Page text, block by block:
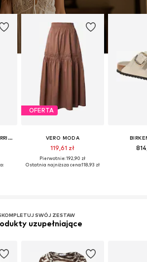
MYLAVIE BY SARAH HARRISON
OFERTA
VERO MODA
119,61 zł
Pierwotnie: 192,90 zł
Ostatnia najniższa cena:118,93 zł
SWÓJ ZESTAW
uzupełniające